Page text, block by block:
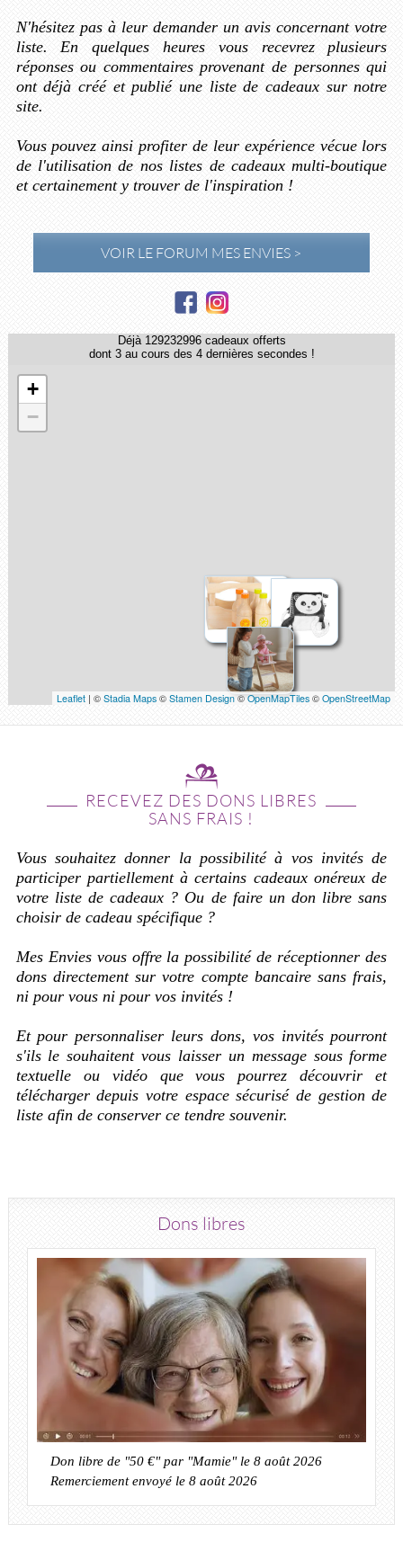
N'hésitez pas à leur demander un avis concernant votre
liste. En quelques heures vous recevrez plusieurs
réponses ou commentaires provenant de personnes qui
ont déjà créé et publié une liste de cadeaux sur notre
site.
Vous pouvez ainsi profiter de leur expérience vécue lors
de l'utilisation de nos listes de cadeaux multi-boutique
et certainement y trouver de l'inspiration !
VOIR LE FORUM MES ENVIES >
RECEVEZ DES DONS LIBRES
SANS FRAIS !
Vous souhaitez donner la possibilité à vos invités de
participer partiellement à certains cadeaux onéreux de
votre liste de cadeaux ? Ou de faire un don libre sans
choisir de cadeau spécifique ?
Mes Envies vous offre la possibilité de réceptionner des
dons directement sur votre compte bancaire sans frais,
ni pour vous ni pour vos invités !
Et pour personnaliser leurs dons, vos invités pourront
s'ils le souhaitent vous laisser un message sous forme
textuelle ou vidéo que vous pourrez découvrir et
télécharger depuis votre espace sécurisé de gestion de
liste afin de conserver ce tendre souvenir.
Dons libres
Don libre de "50 €" par "Mamie" le 8 août 2026
Remerciement envoyé le 8 août 2026